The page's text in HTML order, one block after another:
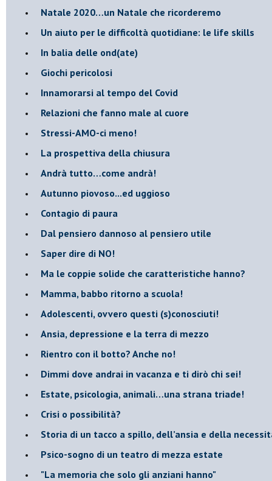
​Natale 2020…un Natale che ricorderemo
Un aiuto per le difficoltà quotidiane: le life skills
​In balia delle ond(ate)
Giochi pericolosi
Innamorarsi al tempo del Covid
​Relazioni che fanno male al cuore
​Stressi-AMO-ci meno!
​La prospettiva della chiusura
​Andrà tutto…come andrà!
Autunno piovoso...ed uggioso
​Contagio di paura
​Dal pensiero dannoso al pensiero utile
​Saper dire di NO!
​Ma le coppie solide che caratteristiche hanno?
​Mamma, babbo ritorno a scuola!
Adolescenti, ovvero questi (s)conosciuti!
Ansia, depressione e la terra di mezzo
​Rientro con il botto? Anche no!
Dimmi dove andrai in vacanza e ti dirò chi sei!
​Estate, psicologia, animali…una strana triade!
​Crisi o possibilità?
​Storia di un tacco a spillo, dell’ansia e della
​Psico-sogno di un teatro di mezza estate
"La memoria che solo gli anziani hanno"